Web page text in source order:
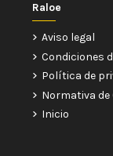
Raloe
Aviso legal
Condiciones
Política de
Normativa de
Inicio